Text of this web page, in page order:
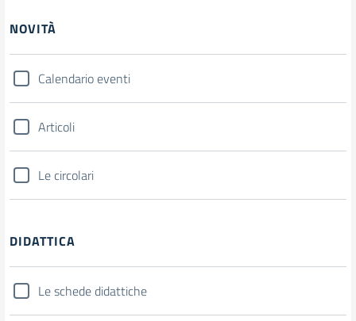
NOVITÀ
Calendario eventi
Articoli
Le circolari
DIDATTICA
Le schede didattiche